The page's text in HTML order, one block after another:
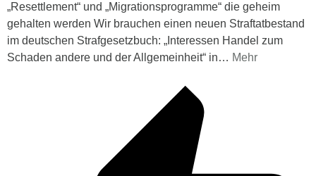
„Resettlement“ und „Migrationsprogramme“ die geheim
gehalten werden Wir brauchen einen neuen Straftatbestand
im deutschen Strafgesetzbuch: „Interessen Handel zum
Schaden andere und der Allgemeinheit“ in… Mehr